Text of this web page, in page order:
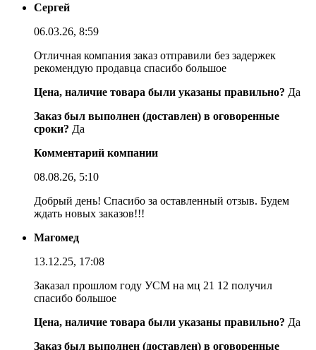
Сергей
06.03.26, 8:59
Отличная компания заказ отправили без задержек
рекомендую продавца спасибо большое
Цена, наличие товара были указаны правильно? Да
Заказ был выполнен (доставлен) в оговоренные
сроки? Да
Комментарий компании
08.08.26, 5:10
Добрый день! Спасибо за оставленный отзыв. Будем
ждать новых заказов!!!
Магомед
13.12.25, 17:08
Заказал прошлом году УСМ на мц 21 12 получил
спасибо большое
Цена, наличие товара были указаны правильно? Да
Заказ был выполнен (доставлен) в оговоренные